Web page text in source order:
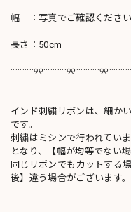
幅 ：写真でご確認ください
長さ：50cm
インド刺繍リボンは、細か
です。
刺繍はミシンで行われてい
となり、【幅が均等でない
同じリボンでもカットする
後】違う場合がございます。